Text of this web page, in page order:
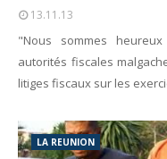
13.11.13
"Nous sommes
autorités fiscales
litiges fiscaux sur les
LA REUNION